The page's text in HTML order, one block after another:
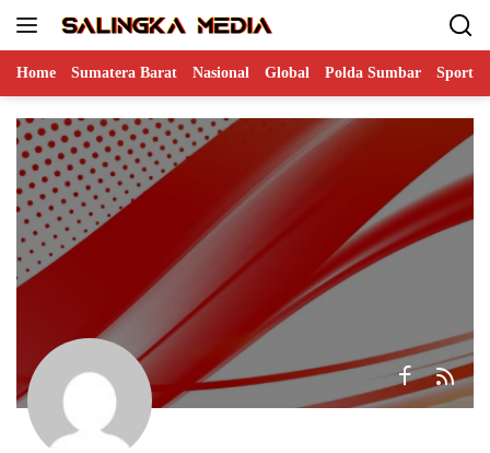
Home Sumatera Barat Nasional Global Polda Sumbar Sports